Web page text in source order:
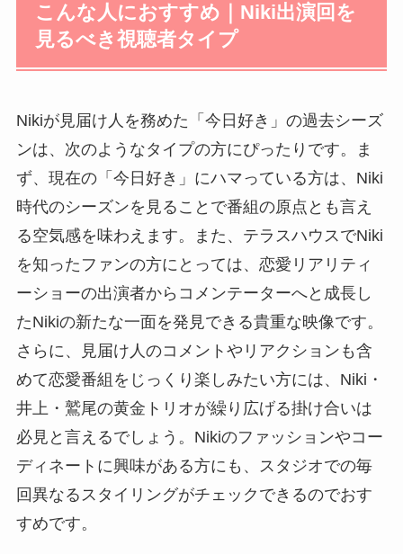
こんな人におすすめ｜Niki出演回を
見るべき視聴者タイプ
Nikiが見届け人を務めた「今日好き」の過去シーズ
ンは、次のようなタイプの方にぴったりです。ま
ず、現在の「今日好き」にハマっている方は、Niki
時代のシーズンを見ることで番組の原点とも言え
る空気感を味わえます。また、テラスハウスでNiki
を知ったファンの方にとっては、恋愛リアリティ
ーショーの出演者からコメンテーターへと成長し
たNikiの新たな一面を発見できる貴重な映像です。
さらに、見届け人のコメントやリアクションも含
めて恋愛番組をじっくり楽しみたい方には、Niki・
井上・鷲尾の黄金トリオが繰り広げる掛け合いは
必見と言えるでしょう。Nikiのファッションやコー
ディネートに興味がある方にも、スタジオでの毎
回異なるスタイリングがチェックできるのでおす
すめです。